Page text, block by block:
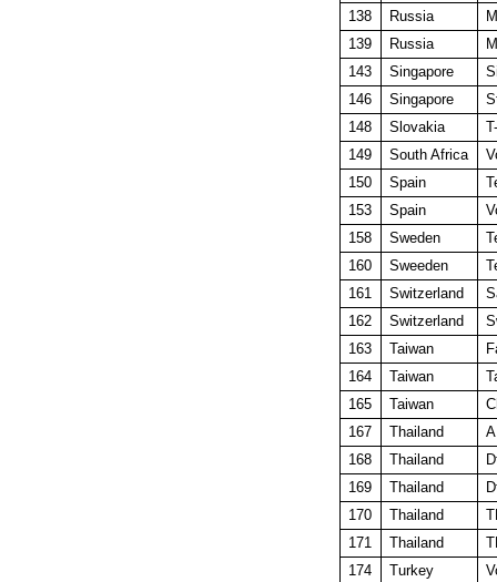
138
Russia
139
Russia
143
Singapore
146
Singapore
148
Slovakia
149
South Africa
150
Spain
153
Spain
158
Sweden
160
Sweeden
161
Switzerland
162
Switzerland
163
Taiwan
164
Taiwan
165
Taiwan
167
Thailand
168
Thailand
169
Thailand
170
Thailand
171
Thailand
174
Turkey